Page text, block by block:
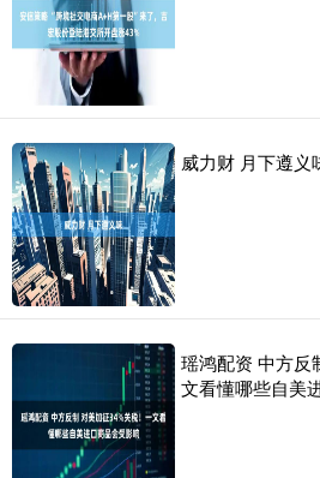
威力财 月下遵义
瑶鸿配资 中方反
文看懂哪些自美